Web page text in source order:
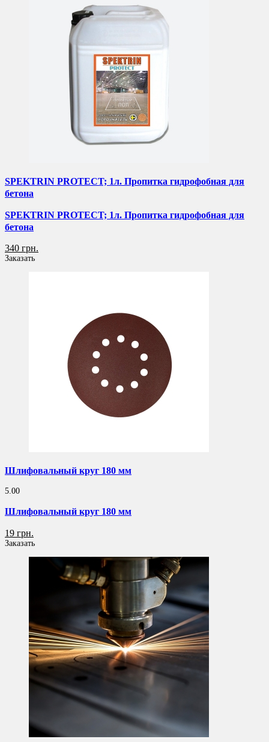
SPEKTRIN PROTECT; 1л. Пропитка гидрофобная для
бетона
SPEKTRIN PROTECT; 1л. Пропитка гидрофобная для
бетона
340 грн.
Заказать
Шлифовальный круг 180 мм
5.00
Шлифовальный круг 180 мм
19 грн.
Заказать